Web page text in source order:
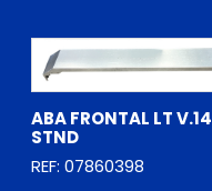
ABA FRONTAL LT V.14
STND
REF: 07860398